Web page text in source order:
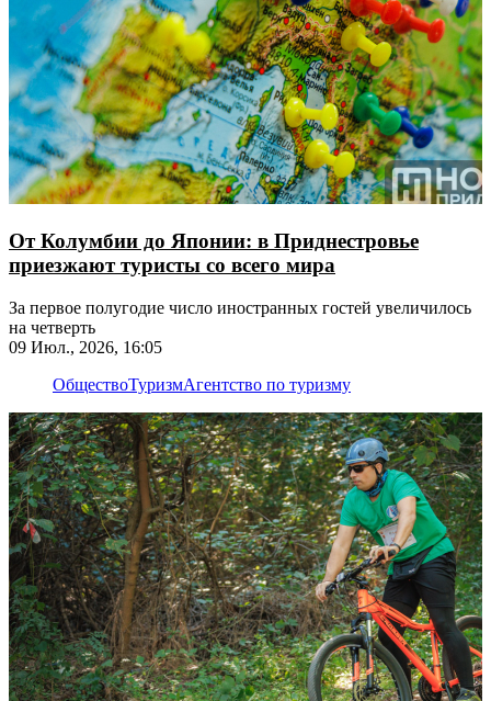
От Колумбии до Японии: в Приднестровье
приезжают туристы со всего мира
За первое полугодие число иностранных гостей увеличилось
на четверть
09 Июл., 2026, 16:05
ОбществоТуризмАгентство по туризму